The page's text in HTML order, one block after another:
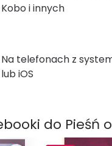
Kobo i innych
Na telefonach z
lub iOS
do Pieśń